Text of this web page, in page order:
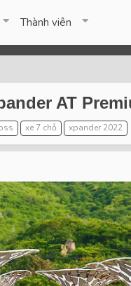
Thành viên
AT
xe 7 chỗ xpander 2022